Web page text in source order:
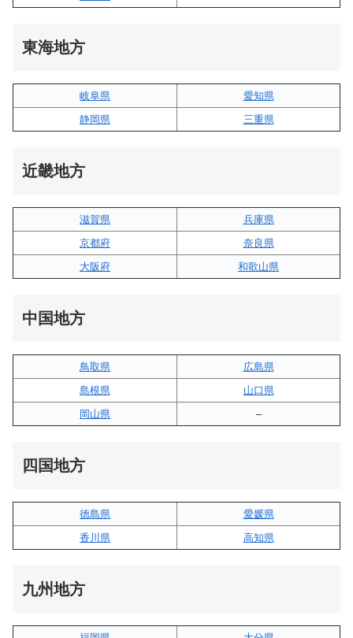
東海地方
岐阜県
愛知県
静岡県
三重県
近畿地方
滋賀県
兵庫県
京都府
奈良県
大阪府
和歌山県
中国地方
鳥取県
広島県
島根県
山口県
岡山県
–
四国地方
徳島県
愛媛県
香川県
高知県
九州地方